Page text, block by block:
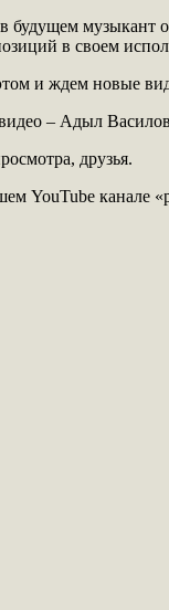
будущем музыкант
в своем
и ждем новые
– Адыл
друзья.
YouTube канале